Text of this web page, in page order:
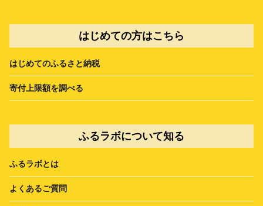
はじめての方はこちら
はじめてのふるさと納税
寄付上限額を調べる
ふるラボについて知る
ふるラボとは
よくあるご質問